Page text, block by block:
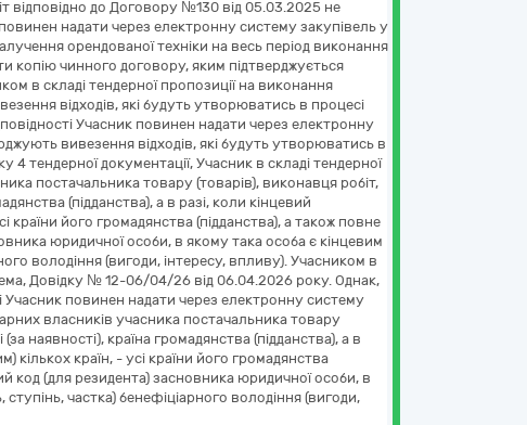
відповідно до Договору №130 від 05.03.2025 не
надати через електронну систему закупівель у
орендованої техніки на весь період виконання
копію чинного договору, яким підтверджується
в складі тендерної пропозиції на виконання
відходів, які будуть утворюватись в процесі
Учасник повинен надати через електронну
вивезення відходів, які будуть утворюватись в
4 тендерної документації, Учасник в складі тендерної
постачальника товару (товарів), виконавця робіт,
(підданства), а в разі, коли кінцевий
країни його громадянства (підданства), а також повне
юридичної особи, в якому така особа є кінцевим
володіння (вигоди, інтересу, впливу). Учасником в
Довідку № 12-06/04/26 від 06.04.2026 року. Однак,
Учасник повинен надати через електронну систему
власників учасника постачальника товару
наявності), країна громадянства (підданства), а в
кількох країн, - усі країни його громадянства
код (для резидента) засновника юридичної особи, в
частка) бенефіціарного володіння (вигоди,